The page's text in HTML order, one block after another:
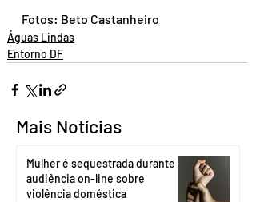
Fotos: Beto Castanheiro
Águas Lindas
Entorno DF
Mais Notícias
Mulher é sequestrada durante
audiência on-line sobre
violência doméstica